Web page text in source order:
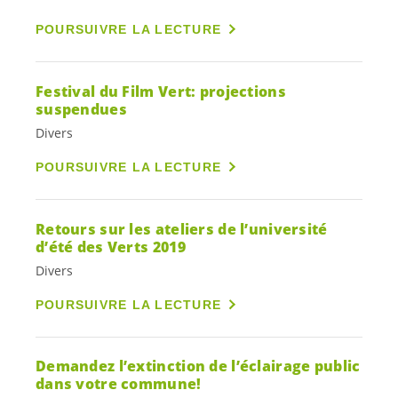
POURSUIVRE LA LECTURE
Festival du Film Vert: projections
suspendues
Divers
POURSUIVRE LA LECTURE
Retours sur les ateliers de l’université
d’été des Verts 2019
Divers
POURSUIVRE LA LECTURE
Demandez l’extinction de l’éclairage public
dans votre commune!